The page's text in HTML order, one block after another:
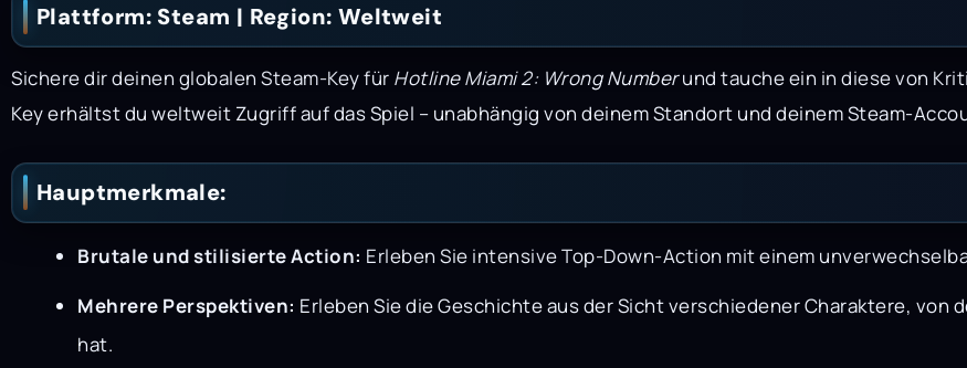
Plattform: Steam | Region: Weltweit
Sichere dir deinen globalen Steam-Key für Hotline Miami 2: Wrong Numberund tauche ein in diese von
Key erhältst du weltweit Zugriff auf das Spiel – unabhängig von deinem Standort und deinem Steam-
Hauptmerkmale:
Brutale und stilisierte Action: Erleben Sie intensive Top-Down-Action mit einem
Mehrere Perspektiven: Erleben Sie die Geschichte aus der Sicht verschiedener Charaktere,
hat.